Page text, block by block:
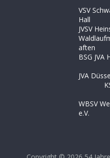
VSV
Hall
JVSV
aften
BSG JVA
JVA
WBSV
e.V.